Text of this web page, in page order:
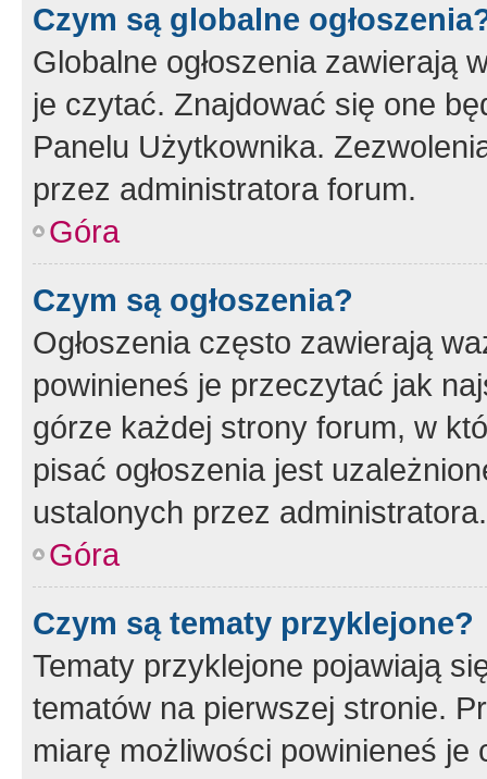
Czym są globalne
Globalne ogłoszenia zawierają
je czytać. Znajdować się one
Panelu Użytkownika.
przez administratora forum.
Góra
Czym są ogłoszenia?
Ogłoszenia często zawierają
powinieneś je przeczytać jak
górze każdej strony forum, w
pisać ogłoszenia jest
ustalonych przez administratora.
Góra
Czym są tematy przyklejone?
Tematy przyklejone pojawiają
tematów na pierwszej stronie.
miarę możliwości powinieneś je